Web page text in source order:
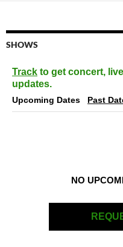
SHOWS
Track to get concert,
updates.
Upcoming Dates Past
NO